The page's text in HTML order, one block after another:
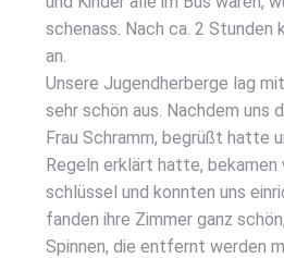
schen­ass. Nach ca. 2 Stun­den
an.
Unse­re Jugend­her­ber­ge lag
sehr schön aus. Nach­dem uns
Frau Schramm, begrüßt hat­te
Regeln erklärt hat­te,
schlüs­sel und konn­ten uns
fan­den ihre Zim­mer ganz
Spin­nen, die ent­fernt wer­den